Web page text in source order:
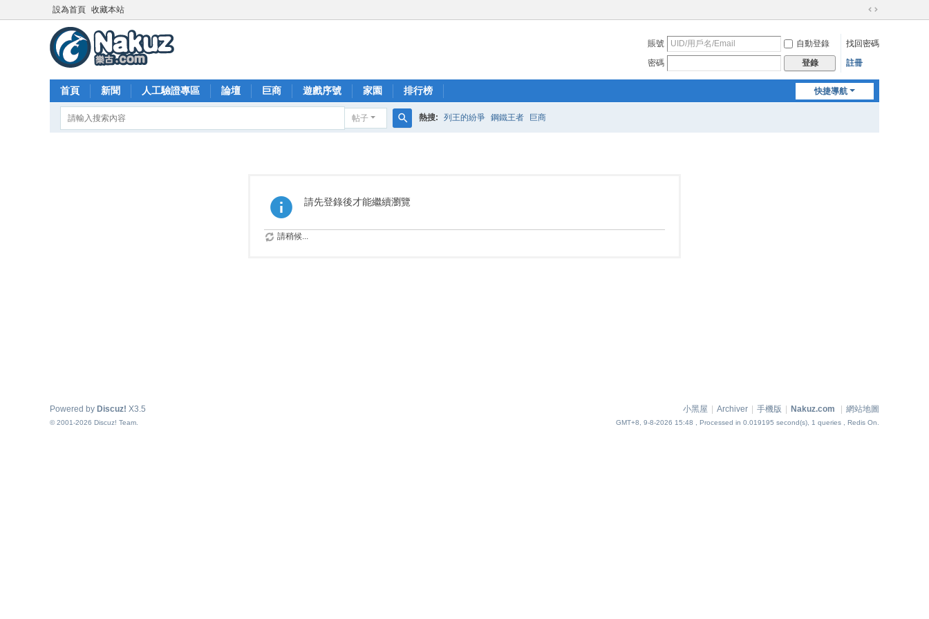
設為首頁 收藏本站
切
到
賬號 自動登錄
找回密碼
密碼
登錄 註冊
快捷導航
首頁 新聞 人工驗證專區 論壇 巨商 遊戲序號 家園 排行榜
帖子 熱搜: 列王的紛爭 鋼鐵王者 巨商
請先登錄後才能繼續瀏覽
請稍候...
小黑屋 Archiver 手機版 Nakuz.com 網站地圖
GMT+8, 9-8-2026 15:48 , Processed in 0.019195 second(s), 1 queries , Redis On.
Powered by Discuz! X3.5
© 2001-2026 Discuz! Team